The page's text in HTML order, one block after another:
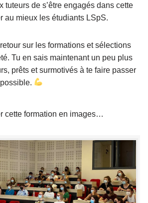
tuteurs de s’être engagés dans cette
au mieux les étudiants LSpS.
sur les formations et sélections
Tu en sais maintenant un peu plus
prêts et surmotivés à te faire passer
cette formation en images…